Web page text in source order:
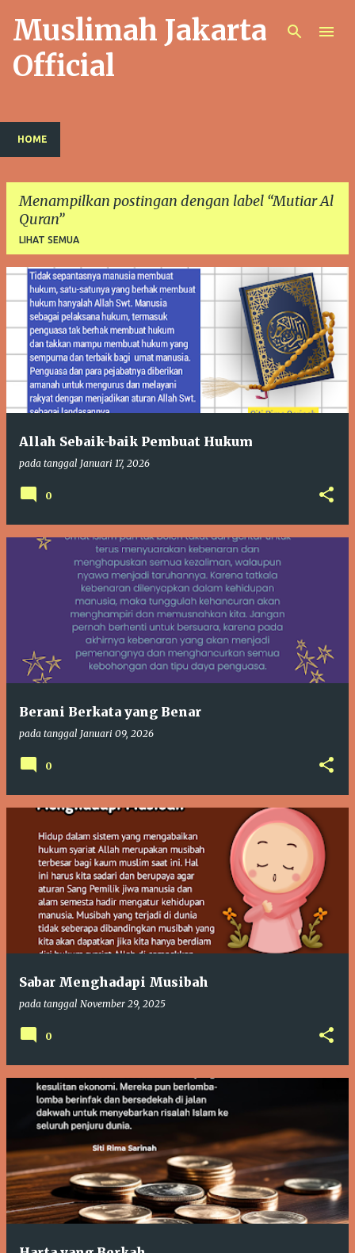
Langsung ke konten utama
Muslimah Jakarta
Official
HOME
Menampilkan postingan dengan label Mutiar Al
Quran
LIHAT SEMUA
t
n
Allah Sebaik-baik Pembuat Hukum
pada tanggal Januari 17, 2026
0
Berani Berkata yang Benar
pada tanggal Januari 09, 2026
0
Sabar Menghadapi Musibah
pada tanggal November 29, 2025
0